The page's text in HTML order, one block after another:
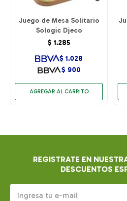
Juego de Mesa Solitario
Sologic Djeco
$ 1.285
$ 900
$ 1.028
REGISTRATE EN
DESCUENTOS